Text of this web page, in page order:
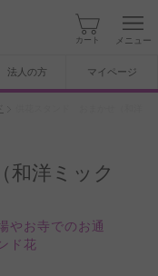
カート メニュー
法人の方 マイページ
洋ミック
やお寺でのお通
ド花